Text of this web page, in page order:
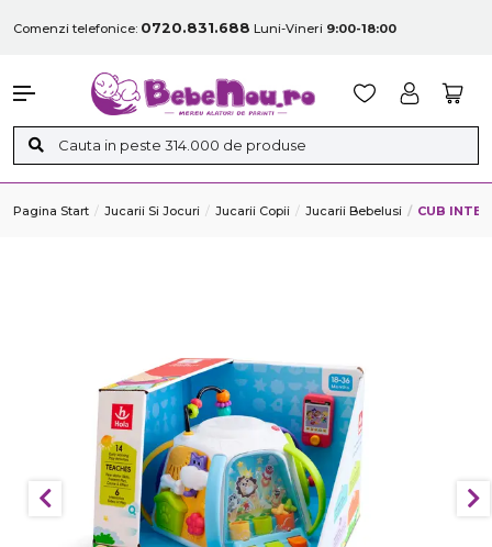
Comenzi telefonice: 0720.831.688 Luni-Vineri 9:00-18:00
Pagina Start Jucarii Si Jocuri Jucarii Copii Jucarii Bebelusi CUB